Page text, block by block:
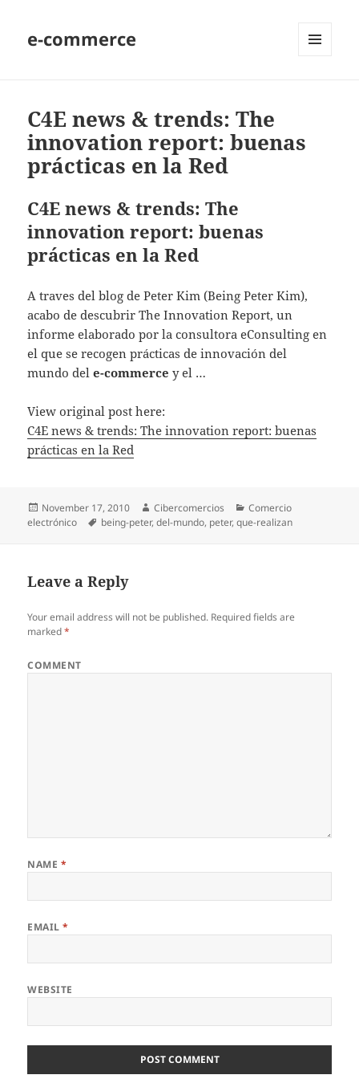
e-commerce
C4E news & trends: The
innovation report: buenas
prácticas en la Red
C4E news & trends: The
innovation report: buenas
prácticas en la Red
A traves del blog de Peter Kim (Being Peter Kim),
acabo de descubrir The Innovation Report, un
informe elaborado por la consultora eConsulting en
el que se recogen prácticas de innovación del
mundo dele-commerce y el …
View original post here:
C4E news & trends: The innovation report: buenas
prácticas en la Red
Posted
on
November 17, 2010 Author
Cibercomercios Categories
Comercio
electrónico
Tags
being-peter,del-mundo, peter,que-realizan
Leave a Reply
Your email address will not be published. Required fields are
marked*
COMMENT
NAME *
EMAIL*
WEBSITE